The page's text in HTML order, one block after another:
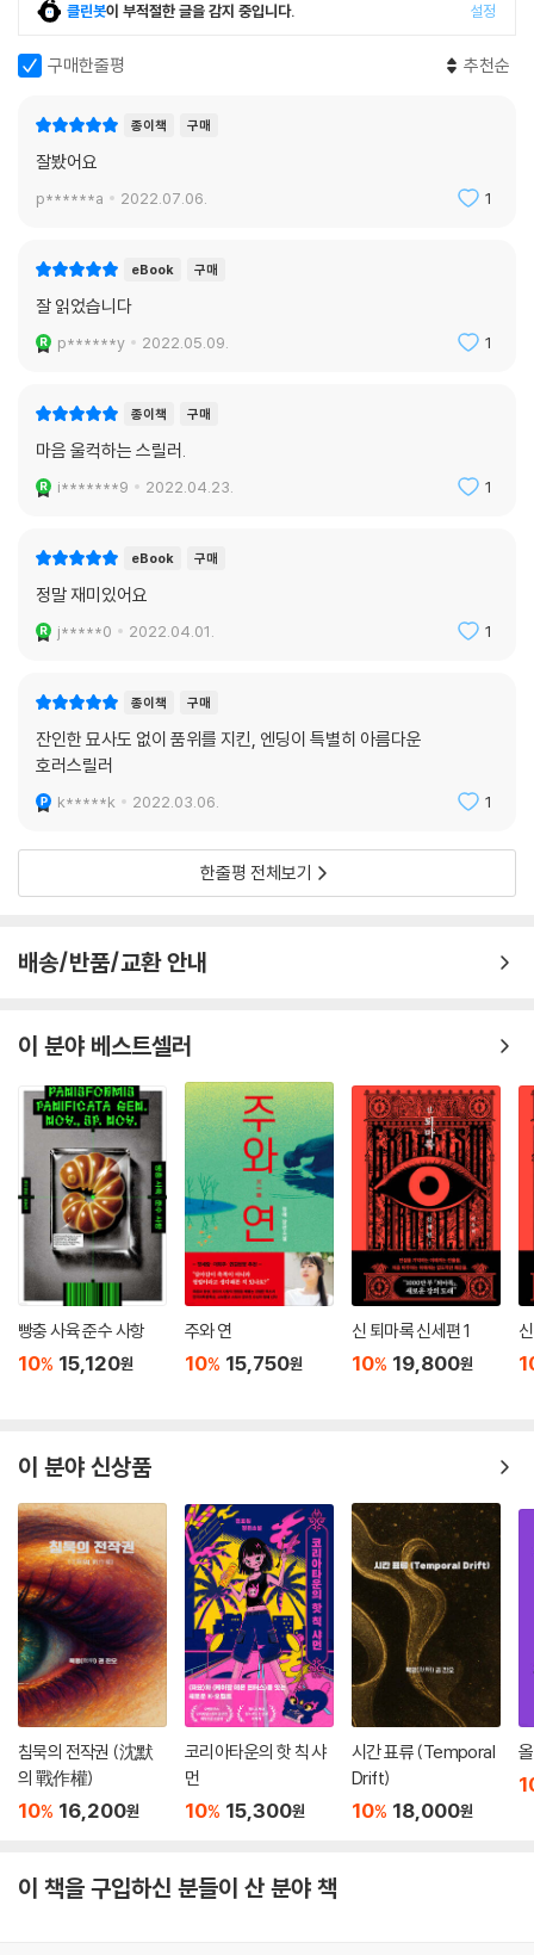
클린봇이 부적절한 글을 감지 중입니다. 설정
구매한줄평 추천순
종이책 구매
잘봤어요
p******a 2022.07.06. 1
eBook 구매
잘 읽었습니다
p******y 2022.05.09. 1
종이책 구매
마음 울컥하는 스릴러.
i*******9 2022.04.23. 1
eBook 구매
정말 재미있어요
j*****0 2022.04.01. 1
종이책 구매
잔인한 묘사도 없이 품위를 지킨, 엔딩이 특별히 아름다운
호러스릴러
k*****k 2022.03.06. 1
한줄평 전체보기
배송/반품/교환 안내
이 분야 베스트셀러
빵충 사육 준수 사항
10% 15,120원
주와 연
10% 15,750원
신 퇴마록 신세편 1
10% 19,800원
이 분야 신상품
침묵의 전작권 (沈默
의 戰作權)
10% 16,200원
코리아타운의 핫 칙 샤
먼
10% 15,300원
시간 표류 (Temporal
Drift)
10% 18,000원
이 책을 구입하신 분들이 산 분야 책